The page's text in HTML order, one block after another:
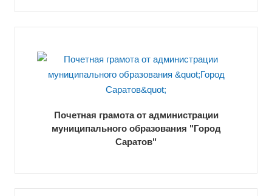
Почетная грамота от администрации
муниципального образования "Город
Саратов"